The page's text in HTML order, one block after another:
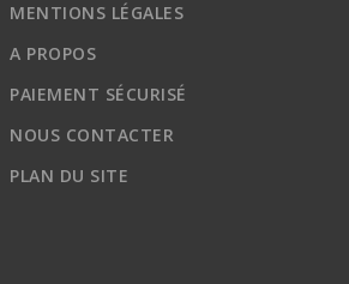
MENTIONS LÉGALES
A PROPOS
PAIEMENT SÉCURISÉ
NOUS CONTACTER
PLAN DU SITE